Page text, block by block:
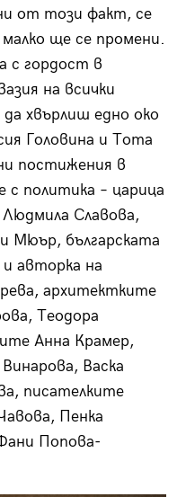
от този факт, се
ще се промени.
с гордост в
на всички
хвърлиш едно око
Головина и Тота
постижения в
политика – царица
Славова,
Мюър, българската
авторка на
архитектките
Теодора
Анна Крамер,
Васка
писателките
Пенка
Попова-